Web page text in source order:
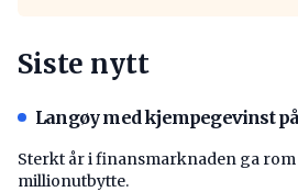
Siste nytt
Langøy med kjempegevinst
Sterkt år i finansmarknaden ga
millionutbytte.